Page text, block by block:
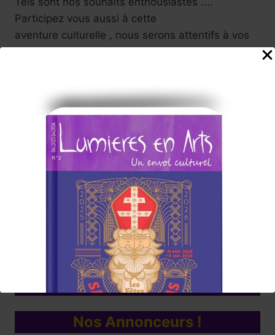
Participez vous aussi à cette
aventure culturelle , nous serons attentifs à vos
suggestions .
de rédaction du Magazine
Abonnez-vous à la Newsletter
Lumières en Arts
www.lumieresenarts.fr
@lumieresenartsofficiel
« DEMANDEZ LE PROGRAMME »
Chaque mois la rédaction de Lumières en Arts vous proposera
une sélection
d'albums/films/livres/expos/événements coup de cœur à
consommer sans modération, ici et/ou
ailleurs !
Nos Annonceurs !